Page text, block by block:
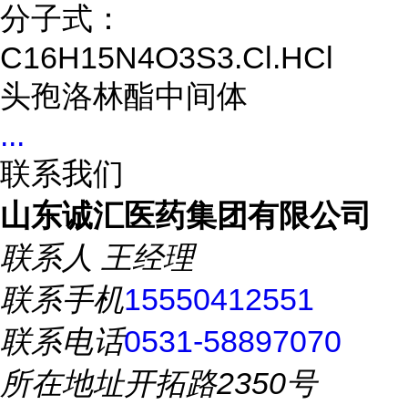
分子式：
C16H15N4O3S3.Cl.HCl
头孢洛林酯中间体
...
联系我们
山东诚汇医药集团有限公司
联系人 王经理
联系手机15550412551
联系电话0531-58897070
所在地址开拓路2350号